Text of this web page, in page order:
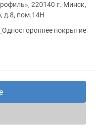
220140 г. Минск,
д.8, пом.14Н
Одностороннее покрытие